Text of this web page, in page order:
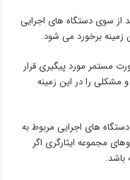
از سوی دستگاه های اجرایی
زمینه برخورد می شود.
مستمر مورد پیگیری قرار
و مشکلی را در این زمینه
همه دستگاه های اجرایی مربوط به
مجموعه ایثارگری اگر
باشد.